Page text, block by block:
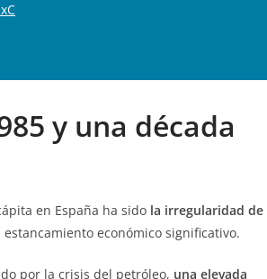
y una década
en España ha sido la irregularidad de
económico significativo.
por la crisis del petróleo, una elevada